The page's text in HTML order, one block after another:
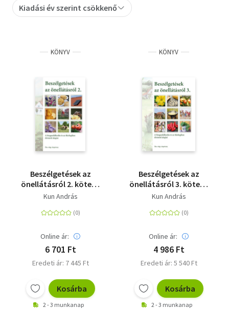
Szakkönyv
Tankönyv, segédkönyv
Természettudomány
Történelem
Kiadási év szerint csökkenő
KÖNYV
Beszélgetések az
önellátásról 2. kötet -
A biogazdálkodás és
életmód alapjai
Kun András
Online ár:
6 701 Ft
Eredeti ár: 7 445 Ft
Kosárba
2 - 3 munkanap
KÖNYV
Beszélgetések az
önellátásról 3. kötet -
A biogazdálkodás és
életmód alapjai
Kun András
Online ár:
4 986 Ft
Eredeti ár: 5 540 Ft
Kosárba
2 - 3 munkanap